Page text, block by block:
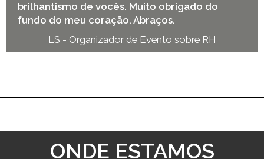
brilhantismo de vocês. Muito obrigado do
fundo do meu coração. Abraços.
LS - Organizador de Evento sobre RH
ONDE ESTAMOS